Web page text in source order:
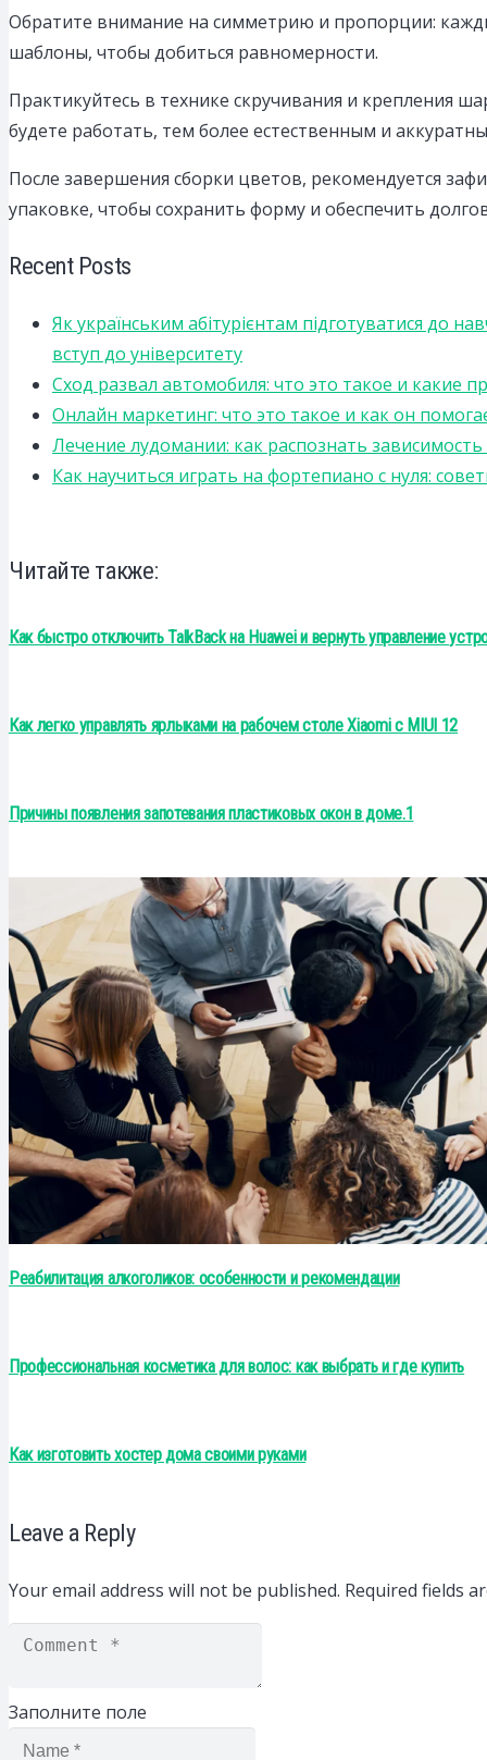
Обратите внимание на симметрию и пропорции:
шаблоны, чтобы добиться равномерности.
Практикуйтесь в технике скручивания и крепления
будете работать, тем более естественным и
После завершения сборки цветов, рекомендуется
упаковке, чтобы сохранить форму и обеспечить
Recent Posts
Як українським абітурієнтам підготуватися до
вступ до університету
Сход развал автомобиля: что это такое и какие
Онлайн маркетинг: что это такое и как он
Лечение лудомании: как распознать
Как научиться играть на фортепиано с нуля:
Читайте также:
Как быстро отключить TalkBack на Huawei и вернуть управление
Как легко управлять ярлыками на рабочем столе Xiaomi с MIUI 12
Причины появления запотевания пластиковых окон в доме.1
Реабилитация алкоголиков: особенности и рекомендации
Профессиональная косметика для волос: как выбрать и где купить
Как изготовить хостер дома своими руками
Leave a Reply
Your email address will not be published. Required fields
Заполните поле